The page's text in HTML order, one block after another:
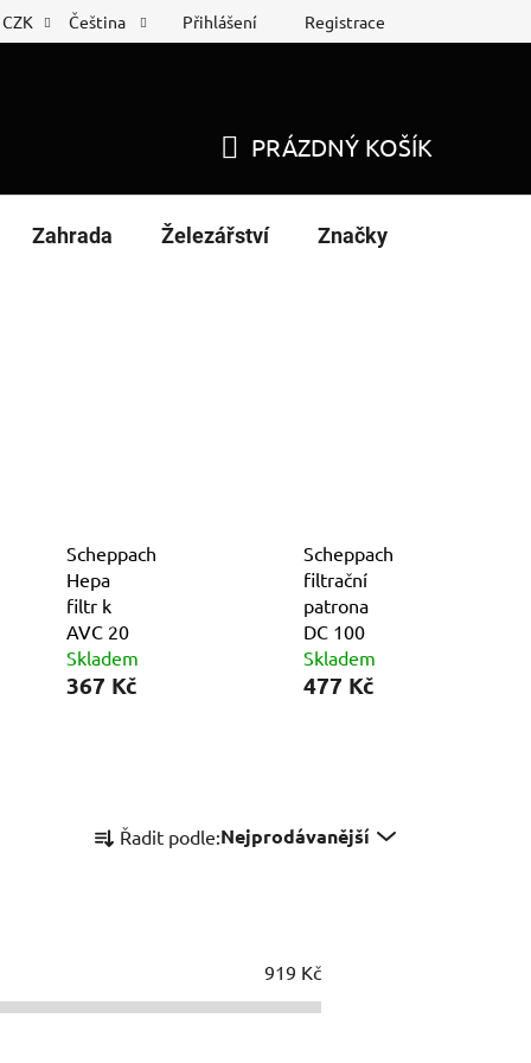
list Nákup na splátky
CZK Čeština Přihlášení Registrace
KOŠÍK
PRÁZDNÝ KOŠÍK
Zahrada Železářství Značky
Scheppach
Hepa
filtr k
AVC 20
Skladem
367 Kč
Scheppach
filtrační
patrona
DC 100
Skladem
477 Kč
a
p
Řadit podle:Nejprodávanější
919 Kč